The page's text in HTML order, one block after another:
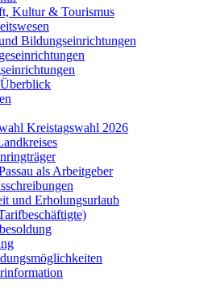
Kultur & Tourismus
Bildungseinrichtungen
Kreistagswahl 2026
als Arbeitgeber
und Erholungsurlaub